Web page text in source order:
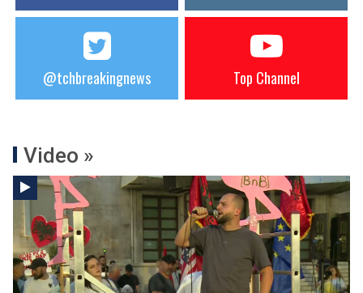
@tchbreakingnews Top Channel
Video »